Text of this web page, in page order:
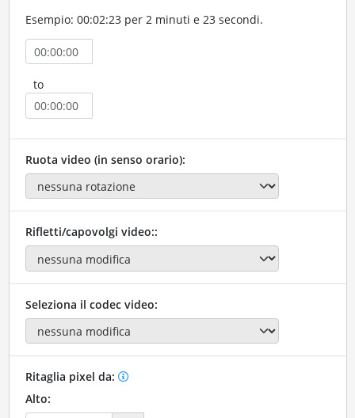
Esempio: 00:02:23 per 2 minuti e 23 secondi.
to
Ruota video (in senso orario):
Rifletti/capovolgi video::
Seleziona il codec video:
Ritaglia pixel da:
Alto: